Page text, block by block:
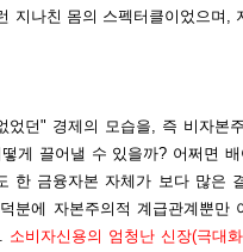
지나친 몸의 스펙터클이었으며,
었던" 경제의 모습을, 즉 비자본
게 끌어낼 수 있을까? 어쩌면
한 금융자본 자체가 보다 많은
분에 자본주의적 계급관계뿐만
소비자신용의 엄청난 신장(극대